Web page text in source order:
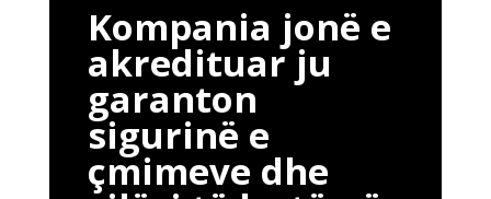
Kompania jonë e
akredituar ju
garanton
sigurinë e
çmimeve dhe